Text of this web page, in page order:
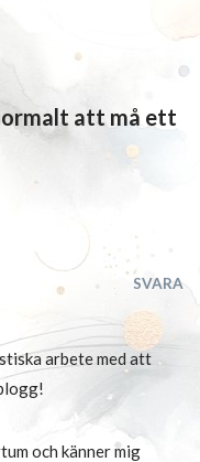
att må ett
SVARA
arbete med att
och känner mig